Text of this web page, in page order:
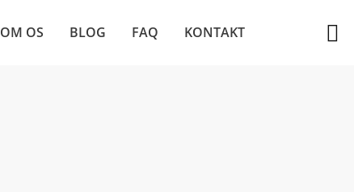
OM OS BLOG FAQ KONTAKT